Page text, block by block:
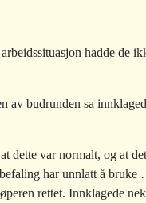
hadde de
av budrunden sa
dette var normalt, og at
har unnlatt å
rettet. Innklagede